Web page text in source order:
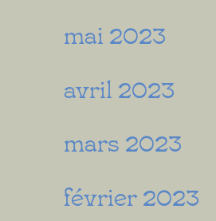
mai 2023
avril 2023
mars 2023
février 2023